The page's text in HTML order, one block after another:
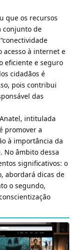
que os recursos
conjunto de
acesso à internet e
eficiente e seguro
cidadãos é
pois contribui
das
intitulada
promover a
à importância da
No âmbito dessa
significativos: o
abordará dicas de
o segundo,